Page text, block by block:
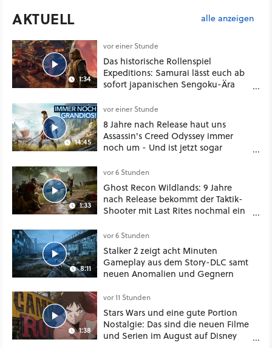
AKTUELL alle anzeigen
1:34
vor einer Stunde
Das historische Rollenspiel
Expeditions: Samurai lässt euch ab
sofort japanischen Sengoku-Ära
oder Diplomatie
14:45
vor einer Stunde
8 Jahre nach Release haut uns
Assassin's Creed Odyssey immer
noch um - Und ist jetzt sogar
1:33
vor 6 Stunden
Ghost Recon Wildlands: 9 Jahre
nach Release bekommt der Taktik-
Shooter mit Last Rites nochmal ein
8:11
vor 6 Stunden
Stalker 2 zeigt acht Minuten
Gameplay aus dem Story-DLC samt
neuen Anomalien und Gegnern
1:38
vor 11 Stunden
Stars Wars und eine gute Portion
Nostalgie: Das sind die neuen Filme
und Serien im August auf Disney